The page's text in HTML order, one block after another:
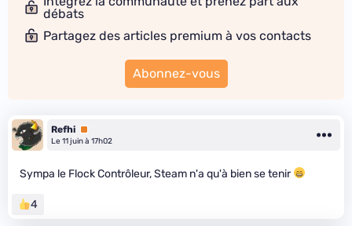
débats
Partagez des articles premium à vos contacts
Abonnez-vous
Refhi Premium
Le 11 juin à 17h02
Sympa le Flock Contrôleur, Steam n'a qu'à bien se tenir
4